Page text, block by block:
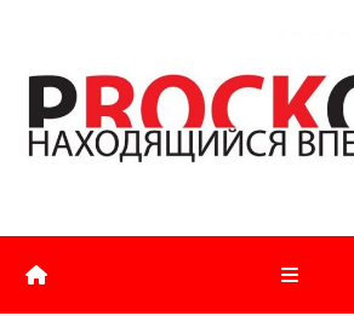
содержимому